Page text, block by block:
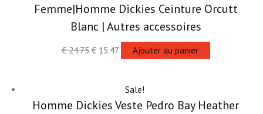
Femme|Homme Dickies Ceinture Orcutt
Blanc | Autres accessoires
€24.75 €15.47 Ajouter au panier
Sale!
Homme Dickies Veste Pedro Bay Heather